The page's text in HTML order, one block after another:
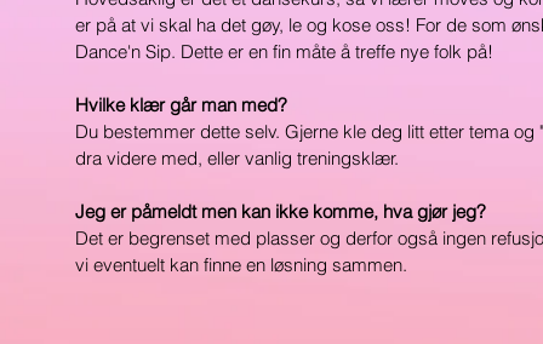
er på at vi skal ha det gøy, le og kose oss! For de som
Dance'n Sip. Dette er en fin måte å treffe nye folk på!
Hvilke klær går man med?
Du bestemmer dette selv. Gjerne kle deg litt etter tema
dra videre med, eller vanlig treningsklær.
Jeg er påmeldt men kan ikke komme, hva gjør jeg?
Det er begrenset med plasser og derfor også ingen
vi eventuelt kan finne en løsning sammen.